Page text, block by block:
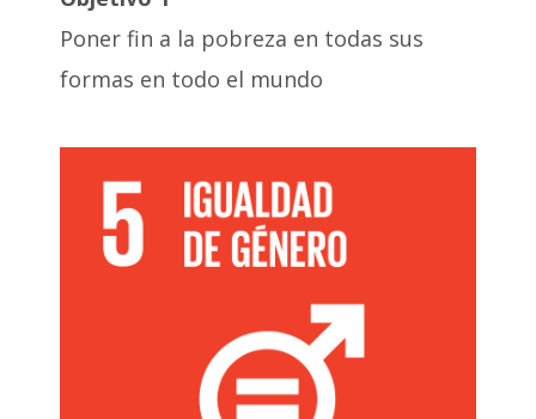
Poner fin a la pobreza en todas sus
formas en todo el mundo